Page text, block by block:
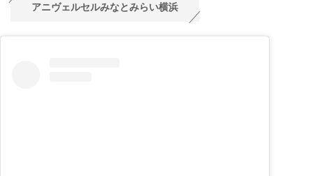
アニヴェルセルみなとみらい横浜